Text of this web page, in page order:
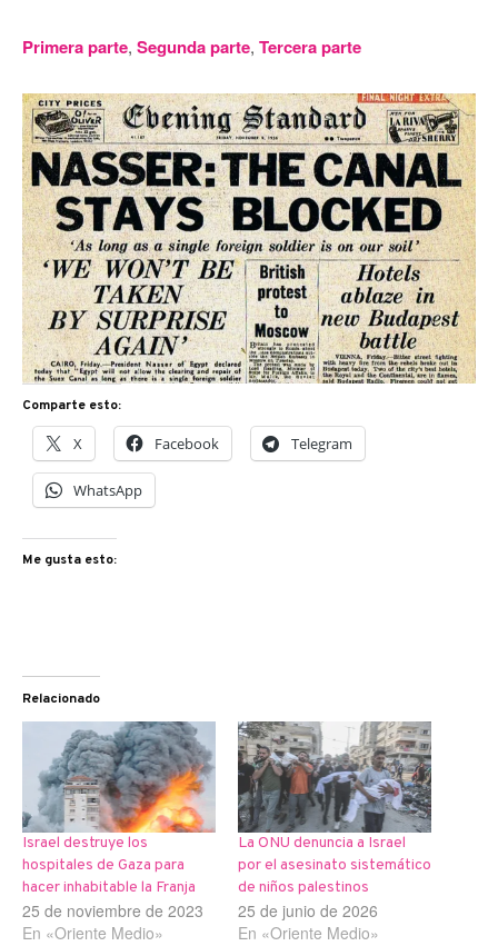
Primera parte, Segunda parte, Tercera parte
Comparte esto:
X Facebook Telegram
WhatsApp
Me gusta esto:
Relacionado
Israel destruye los
hospitales de Gaza para
hacer inhabitable la Franja
25 de noviembre de 2023
En «Oriente Medio»
La ONU denuncia a Israel
por el asesinato sistemático
de niños palestinos
25 de junio de 2026
En «Oriente Medio»